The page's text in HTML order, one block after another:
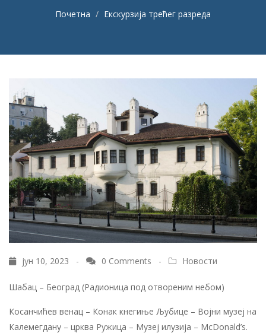
Почетна Екскурзија трећег разреда
јун 10, 2023 - 0 Comments - Новости
Шабац – Београд (Радионица под отвореним небом)
Косанчићев венац – Конак кнегиње Љубице – Војни музеј на
Калемегдану – црква Ружица – Музеј илузија – McDonald’s.